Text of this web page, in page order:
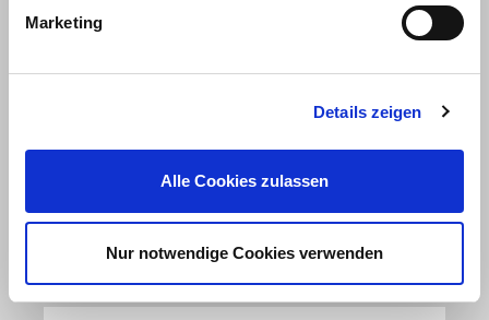
Marketing
Details zeigen
Alle Cookies zulassen
Nur notwendige Cookies verwenden
)
Ostercappeln(1)